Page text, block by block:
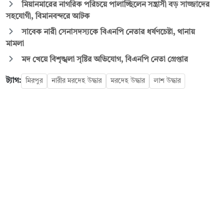
মিয়ানমারের নাগরিক পরিচয়ে পালাচ্ছিলেন সন্ত্রাসী বড় সাজ্জাদের
সহযোগী, বিমানবন্দরে আটক
সাবেক নারী সেনাসদস্যকে বিএনপি নেতার ধর্ষণচেষ্টা, থানায়
মামলা
মদ খেয়ে বিশৃঙ্খলা সৃষ্টির অভিযোগ, বিএনপি নেতা গ্রেপ্তার
ট্যাগ: মিরপুর নারীর মরদেহ উদ্ধার মরদেহ উদ্ধার লাশ উদ্ধার